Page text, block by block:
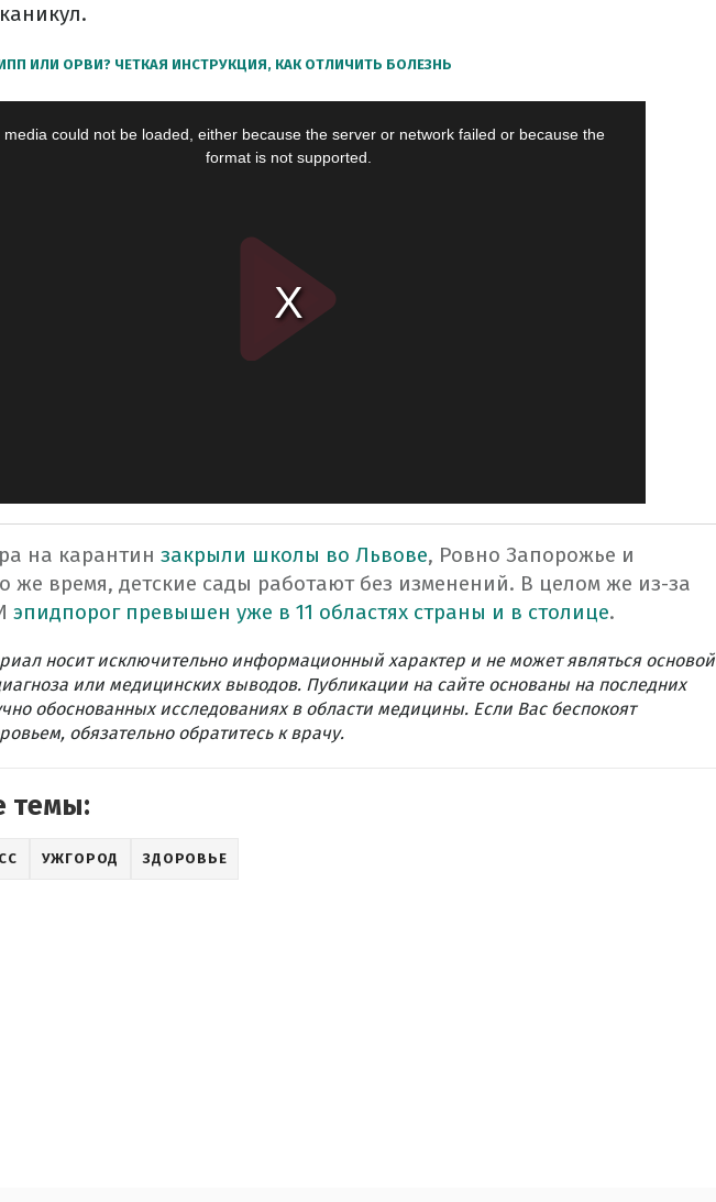
ИЛИ ОРВИ? ЧЕТКАЯ ИНСТРУКЦИЯ, КАК ОТЛИЧИТЬ БОЛЕЗНЬ
на карантин закрыли школы во Львове, Ровно Запорожье и
же время, детские сады работают без изменений. В целом же из-за
эпидпорог превышен уже в 11 областях страны и в столице.
носит исключительно информационный характер и не может являться основой
или медицинских выводов. Публикации на сайте основаны на последних
обоснованных исследованиях в области медицины. Если Вас беспокоят
обязательно обратитесь к врачу.
темы:
УЖГОРОД ЗДОРОВЬЕ